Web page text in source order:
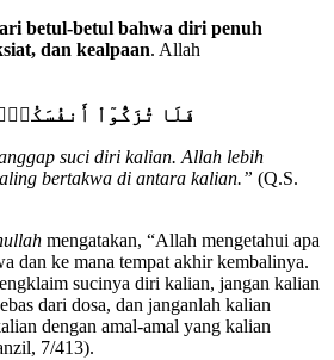
betul-betul bahwa diri penuh
dan kealpaan. Allah
فَلَا تُزَكُّوٓاْ
suci diri kalian. Allah lebih
bertakwa di antara kalian.” (Q.S.
mengatakan, “Allah mengetahui apa
dan ke mana tempat akhir kembalinya.
sucinya diri kalian, jangan kalian
dari dosa, dan janganlah kalian
dengan amal-amal yang kalian
7/413).